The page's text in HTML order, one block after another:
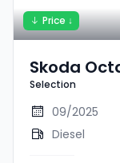
Price ↓
Skoda
Selection
09/2025
Diesel